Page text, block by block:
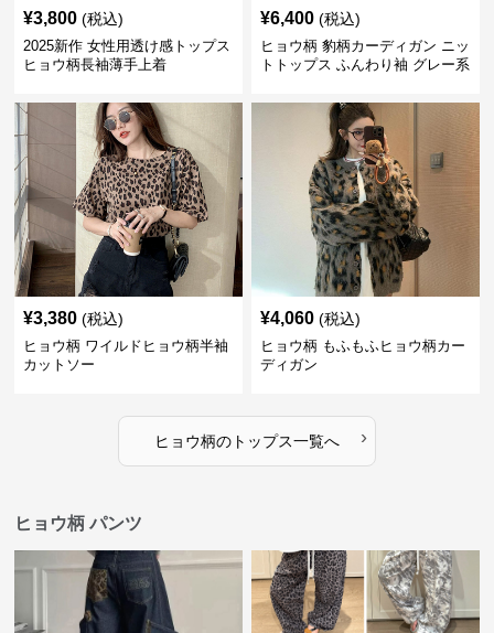
¥3,800 (税込)
2025新作 女性用透け感トップス
ヒョウ柄長袖薄手上着
¥6,400 (税込)
ヒョウ柄 豹柄カーディガン ニッ
トトップス ふんわり袖 グレー系
¥3,380 (税込)
ヒョウ柄 ワイルドヒョウ柄半袖
カットソー
¥4,060 (税込)
ヒョウ柄 もふもふヒョウ柄カー
ディガン
ヒョウ柄のトップス一覧へ ›
ヒョウ柄 パンツ